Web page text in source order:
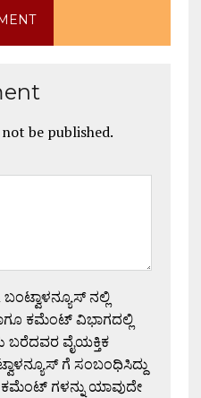
be published.
ನಲ್ಲಿ
ಕಮೆಂಟ್ ವಿಭಾಗದಲ್ಲಿ
ಬರೆದವರ ವೈಯಕ್ತಿಕ
ಗೆ ಸಂಬಂಧಿಸಿದ್ದು
ಗಳನ್ನು ಯಾವುದೇ